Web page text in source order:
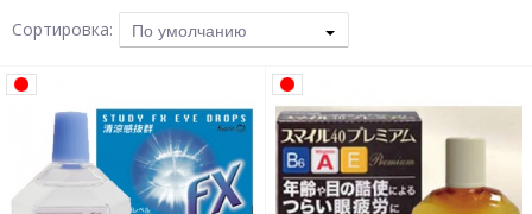
Сортировка: По умолчанию